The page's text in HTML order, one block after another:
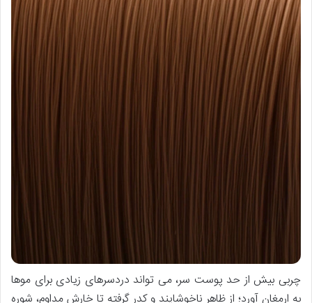
چربی بیش از حد پوست سر، می تواند دردسرهای زیادی برای موها
به ارمغان آورد؛ از ظاهر ناخوشایند و کدر گرفته تا خارش مداوم، شوره